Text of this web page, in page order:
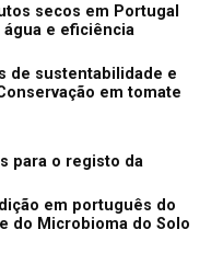
secos em Portugal
e eficiência
de sustentabilidade e
em tomate
para o registo da
em português do
do Microbioma do Solo